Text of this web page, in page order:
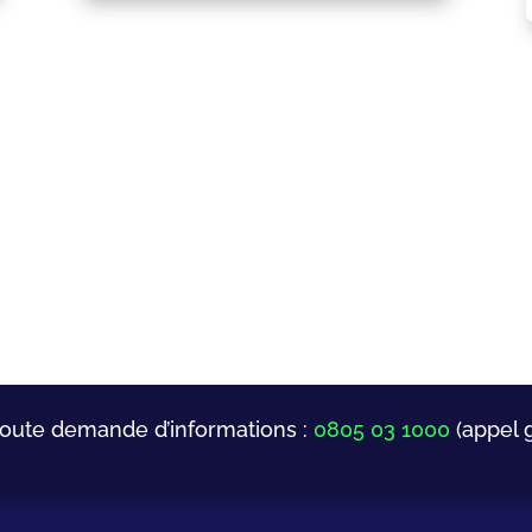
demande d’informations : 0805 03 1000 (appel